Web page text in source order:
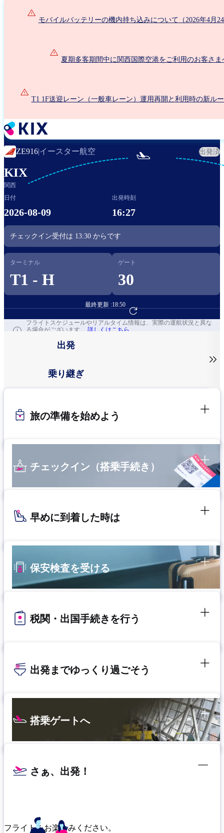
モバイルバッテリーの機内持ち込みについて（2026年4月
夏期多客期間中に関西国際空港をご利用のお客さま
T1 1F送迎レーン（一般車レーン）運用再開と利用時の新ル
ZE916|イースター航空 出発済
KIX
関西

日付
2026-08-09
出発時刻
16:27
チェックイン受付は 13:30 からです​
ターミナル
T1 - H
ゲート
30
最終更新 :18:50
フライト予約へ
フライトスケジュールやリアルタイム情報は、実際の運航状況と異な
る場合がございます。 詳しくはこちら
出発
乗り継ぎ

旅の準備を始めよう
チェックイン（搭乗手続き）
早めに到着した時は
保安検査を受ける
税関・出国手続きを行う
出発までゆっくり過ごそう
搭乗ゲートへ
さぁ、出発！
フライトをお楽しみください。